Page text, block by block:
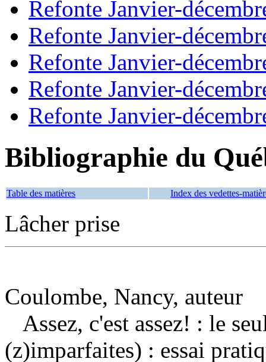
Refonte Janvier-
Refonte Janvier-
Refonte Janvier-
Refonte Janvier-
Refonte Janvier-
Bibliographie du
Table des matières Index des vedettes-
Lâcher prise
Coulombe, Nancy, auteur
Assez, c'est assez! : le
(z)imparfaites) : essai